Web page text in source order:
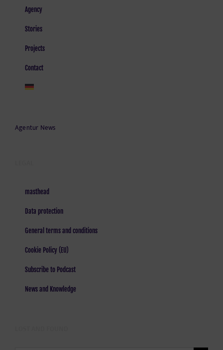
Agency
Stories
Projects
Contact
Agentur News
masthead
Data protection
General terms and conditions
Cookie Policy (EU)
Subscribe to Podcast
News and Knowledge